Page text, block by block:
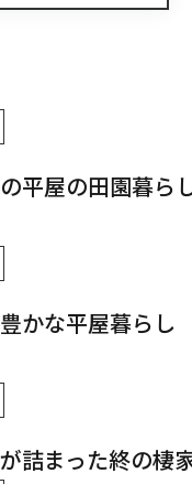
平屋の田園暮ら
かな平屋暮らし
詰まった終の棲